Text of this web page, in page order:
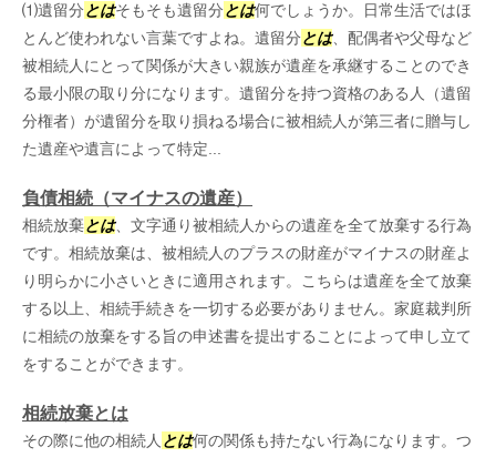
⑴遺留分とはそもそも遺留分とは何でしょうか。日常生活ではほ
とんど使われない言葉ですよね。遺留分とは、配偶者や父母など
被相続人にとって関係が大きい親族が遺産を承継することのでき
る最小限の取り分になります。遺留分を持つ資格のある人（遺留
分権者）が遺留分を取り損ねる場合に被相続人が第三者に贈与し
た遺産や遺言によって特定...
負債相続（マイナスの遺産）
相続放棄とは、文字通り被相続人からの遺産を全て放棄する行為
です。相続放棄は、被相続人のプラスの財産がマイナスの財産よ
り明らかに小さいときに適用されます。こちらは遺産を全て放棄
する以上、相続手続きを一切する必要がありません。家庭裁判所
に相続の放棄をする旨の申述書を提出することによって申し立て
をすることができます。
相続放棄とは
その際に他の相続人 とは何の関係も持たない行為になります。つ